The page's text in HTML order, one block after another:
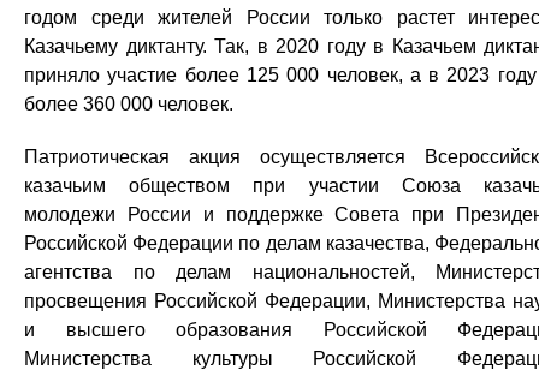
годом среди жителей России только растет
Казачьему диктанту. Так, в 2020 году в Казачьем
приняло участие более 125 000 человек, а в 2023
более 360 000 человек.
Патриотическая акция осуществляется
казачьим обществом при участии Союза
молодежи России и поддержке Совета при
Российской Федерации по делам казачества,
агентства по делам национальностей,
просвещения Российской Федерации, Министерства
и высшего образования Российской
Министерства культуры Российской